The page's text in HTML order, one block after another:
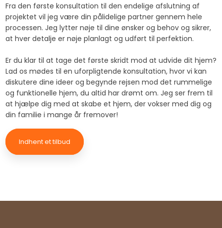
Fra den første konsultation til den endelige afslutning af
projektet vil jeg være din pålidelige partner gennem hele
processen. Jeg lytter nøje til dine ønsker og behov og sikrer,
at hver detalje er nøje planlagt og udført til perfektion.
Er du klar til at tage det første skridt mod at udvide dit hjem?
Lad os mødes til en uforpligtende konsultation, hvor vi kan
diskutere dine ideer og begynde rejsen mod det rummelige
og funktionelle hjem, du altid har drømt om. Jeg ser frem til
at hjælpe dig med at skabe et hjem, der vokser med dig og
din familie i mange år fremover!​
Indhent et tilbud